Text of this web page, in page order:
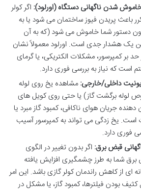
شدن ناگهانی دستگاه (اورلود): اگر کولر
باعث پریدن فیوز ساختمان می شود یا به
دستور شما خاموش می شود (که به آن
یک هشدار جدی است. اورلود معمولاً نشان
بر کمپرسور، مشکلات الکتریکی، یا گرمای
است که نیاز به بررسی فوری دارد.
داخلی/خارجی: مشاهده یخ روی لوله
برگشت گاز) یا حتی روی کویل های
جریان هوای ناکافی، کمبود گاز مبرد یا
یخ زدگی می تواند به کمپرسور آسیب
فوری دارد.
قبض برق: اگر بدون تغییر در الگوی
شما به طرز چشمگیری افزایش یافته
ای از کاهش راندمان کولر گازی باشد. این امر
بودن فیلترها، کمبود گاز، یا مشکل در